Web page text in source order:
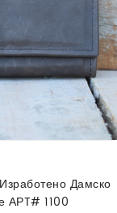
Дамско
АРT# 1100